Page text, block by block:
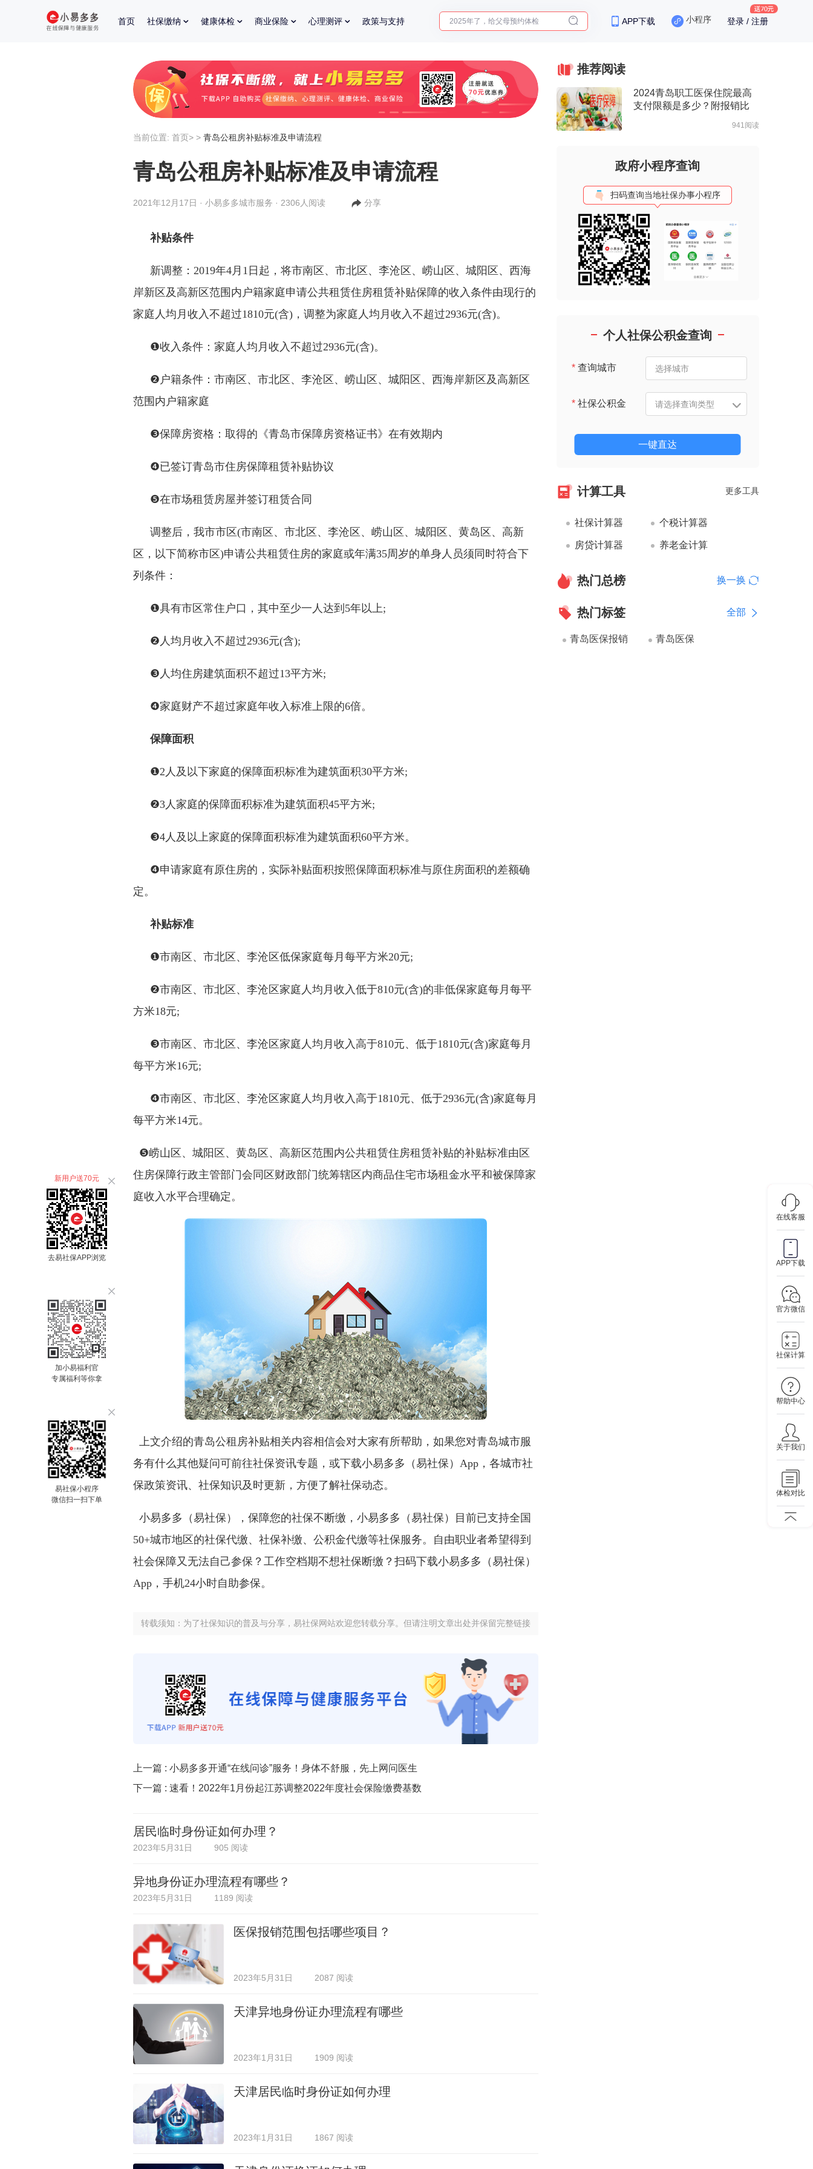
首页 社保缴纳 健康体检 商业保险 心理测评 政策与支持 体检前能吃药吗？
2025年了，给父母预约体检
APP下载 小程序 登录 / 注册
在线客服
APP下载
官方微信
社保计算
帮助中心
关于我们
体检对比
新用户送70元
去易社保APP浏览
加小易福利官
专属福利等你拿
易社保小程序
微信扫一扫下单
当前位置: 首页> > 青岛公租房补贴标准及申请流程
青岛公租房补贴标准及申请流程
2021年12月17日 · 小易多多城市服务 · 2306人阅读 分享
补贴条件
新调整： 2019年4月1日起，将市南区、市北区、李沧区、崂山区、城阳区、西海
岸新区及高新区范围内户籍家庭申请公共租赁住房租赁补贴保障的收入条件由现行的
家庭人均月收入不超过1810元(含)，调整为家庭人均月收入不超过2936元(含)。
❶收入条件：家庭人均月收入不超过2936元(含)。
❷户籍条件：市南区、市北区、李沧区、崂山区、城阳区、西海岸新区及高新区
范围内户籍家庭
❸保障房资格：取得的《青岛市保障房资格证书》在有效期内
❹已签订青岛市住房保障租赁补贴协议
❺在市场租赁房屋并签订租赁合同
调整后，我市市区(市南区、市北区、李沧区、崂山区、城阳区、黄岛区、高新
区，以下简称市区)申请公共租赁住房的家庭或年满35周岁的单身人员须同时符合下
列条件：
❶具有市区常住户口，其中至少一人达到5年以上;
❷人均月收入不超过2936元(含);
❸人均住房建筑面积不超过13平方米;
❹家庭财产不超过家庭年收入标准上限的6倍。
保障面积
❶2人及以下家庭的保障面积标准为建筑面积30平方米;
❷3人家庭的保障面积标准为建筑面积45平方米;
❸4人及以上家庭的保障面积标准为建筑面积60平方米。
❹申请家庭有原住房的，实际补贴面积按照保障面积标准与原住房面积的差额确
定。
补贴标准
❶市南区、市北区、李沧区低保家庭每月每平方米20元;
❷市南区、市北区、李沧区家庭人均月收入低于810元(含)的非低保家庭每月每平
方米18元;
❸市南区、市北区、李沧区家庭人均月收入高于810元、低于1810元(含)家庭每月
每平方米16元;
❹市南区、市北区、李沧区家庭人均月收入高于1810元、低于2936元(含)家庭每月
每平方米14元。
❺崂山区、城阳区、黄岛区、高新区范围内公共租赁住房租赁补贴的补贴标准由区
住房保障行政主管部门会同区财政部门统筹辖区内商品住宅市场租金水平和被保障家
庭收入水平合理确定。
上文介绍的青岛公租房补贴相关内容相信会对大家有所帮助，如果您对青岛城市服
务有什么其他疑问可前往社保资讯专题，或下载小易多多（易社保）App，各城市社
保政策资讯、社保知识及时更新，方便了解社保动态。
小易多多（易社保），保障您的社保不断缴，小易多多（易社保）目前已支持全国
50+城市地区的社保代缴、社保补缴、公积金代缴等社保服务。自由职业者希望得到
社会保障又无法自己参保？工作空档期不想社保断缴？扫码下载小易多多（易社保）
App，手机24小时自助参保。
转载须知：为了社保知识的普及与分享，易社保网站欢迎您转载分享。但请注明文章出处并保留完整链接
上一篇 : 小易多多开通“在线问诊”服务！身体不舒服，先上网问医生
下一篇 : 速看！2022年1月份起江苏调整2022年度社会保险缴费基数
居民临时身份证如何办理？
2023年5月31日 905 阅读
异地身份证办理流程有哪些？
2023年5月31日 1189 阅读
医保报销范围包括哪些项目？
2023年5月31日 2087 阅读
天津异地身份证办理流程有哪些
2023年1月31日 1909 阅读
天津居民临时身份证如何办理
2023年1月31日 1867 阅读
推荐阅读
2024青岛职工医保住院最高
支付限额是多少？附报销比
941阅读
政府小程序查询
扫码查询当地社保办事小程序
个人社保公积金查询
*查询城市
*社保公积金
一键直达
计算工具 更多工具
社保计算器 个税计算器
房贷计算器 养老金计算
热门总榜 换一换
热门标签 全部
青岛医保报销 青岛医保